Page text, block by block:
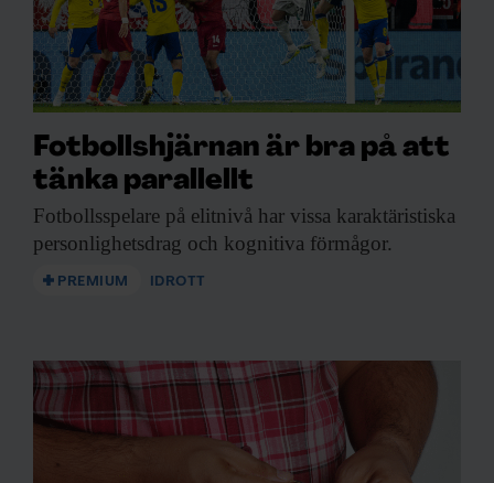
Fotbollshjärnan är bra på att
tänka parallellt
Fotbollsspelare på elitnivå har vissa karaktäristiska
personlighetsdrag och kognitiva förmågor.
PREMIUM IDROTT